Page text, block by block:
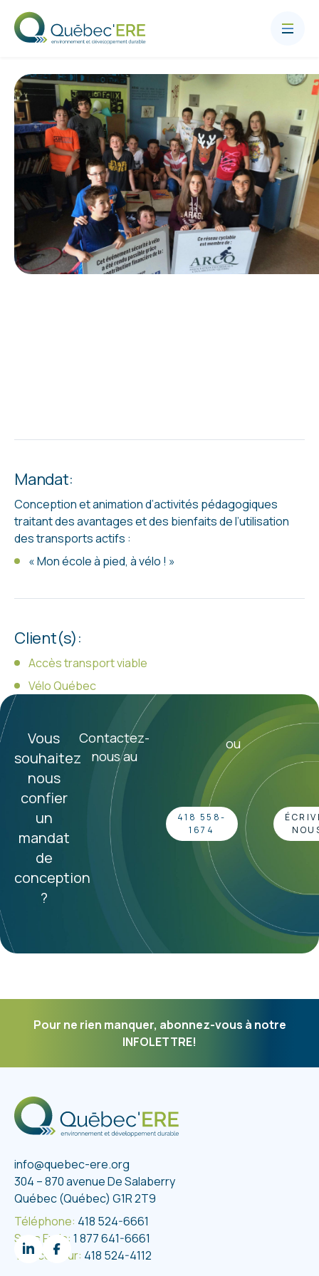
Mandat:
Conception et animation d’activités pédagogiques
traitant des avantages et des bienfaits de l’utilisation
des transports actifs :
« Mon école à pied, à vélo ! »
Client(s):
Accès transport viable
Vélo Québec
Vous
souhaitez
nous
confier
un
mandat
de
conception
?
Contactez-
nous au
418 558-
1674
ou
Pour ne rien manquer, abonnez-vous à notre
INFOLETTRE!
info@quebec-ere.org
304 – 870 avenue De Salaberry
Québec (Québec) G1R 2T9
Téléphone: 418 524-6661
Sans Frais: 1 877 641-6661
Télécopieur: 418 524-4112